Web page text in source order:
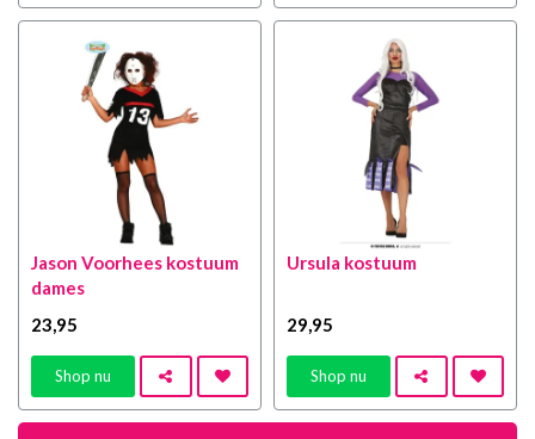
Jason Voorhees kostuum
dames
23,95
Shop nu
Ursula kostuum
29,95
Shop nu